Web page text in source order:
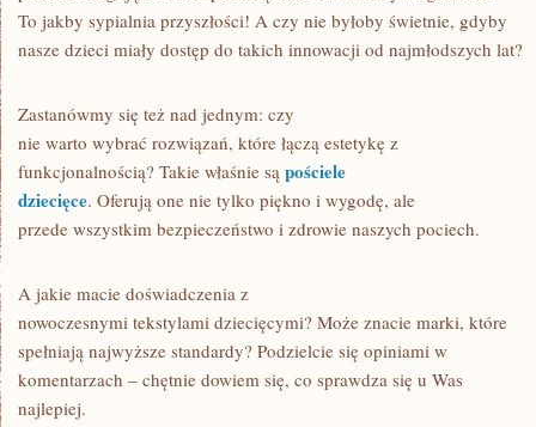
To jakby sypialnia przyszłości! A czy nie byłoby świetnie, gdyby
nasze dzieci miały dostęp do takich innowacji od najmłodszych lat?
Zastanówmy się też nad jednym: czy
nie warto wybrać rozwiązań, które łączą estetykę z
funkcjonalnością? Takie właśnie są pościele
dziecięce. Oferują one nie tylko piękno i wygodę, ale
przede wszystkim bezpieczeństwo i zdrowie naszych pociech.
A jakie macie doświadczenia z
nowoczesnymi tekstylami dziecięcymi? Może znacie marki, które
spełniają najwyższe standardy? Podzielcie się opiniami w
komentarzach – chętnie dowiem się, co sprawdza się u Was
najlepiej.